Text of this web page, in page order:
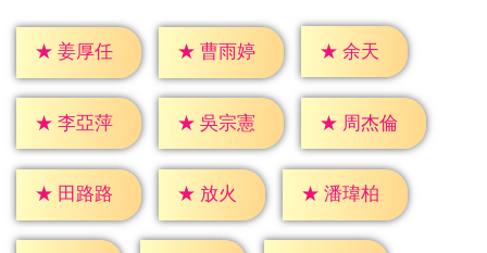
★ 姜厚任 ★ 曹雨婷 ★ 余天
★ 李亞萍 ★ 吳宗憲 ★ 周杰倫
★ 田路路 ★ 放火 ★ 潘瑋柏